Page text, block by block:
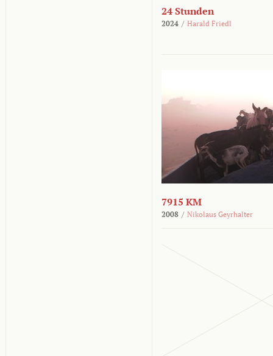
24 Stunden
2024 / Harald Friedl
7915 KM
2008 / Nikolaus Geyrhalter